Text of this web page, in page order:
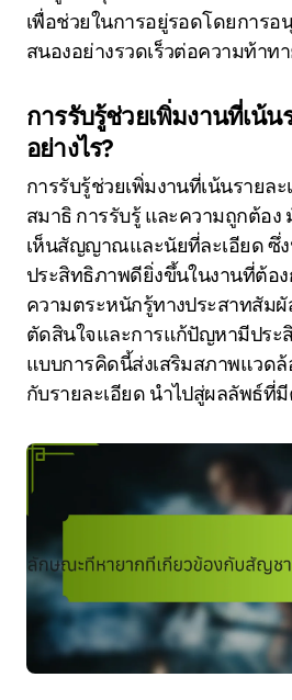
เพื่อช่วยในการอยู่รอดโดยการ
สนองอย่างรวดเร็วต่อความท้า
การรับรู้ช่วยเพิ่มงานที่เน้น
อย่างไร?
การรับรู้ช่วยเพิ่มงานที่เน้นรายล
สมาธิ การรับรู้ และความถูกต้อง
เห็นสัญญาณและนัยที่ละเอียด ซึ่
ประสิทธิภาพดียิ่งขึ้นในงานที่ต้อ
ความตระหนักรู้ทางประสาทสัม
ตัดสินใจและการแก้ปัญหามีประ
แบบการคิดนี้ส่งเสริมสภาพแวด
กับรายละเอียด นำไปสู่ผลลัพธ์